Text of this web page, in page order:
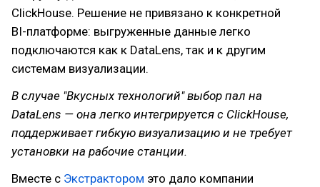
ClickHouse. Решение не привязано к конкретной
BI-платформе: выгруженные данные легко
подключаются как к DataLens, так и к другим
системам визуализации.
В случае "Вкусных технологий" выбор пал на
DataLens — она легко интегрируется с ClickHouse,
поддерживает гибкую визуализацию и не требует
установки на рабочие станции.
Вместе с Экстрактором это дало компании